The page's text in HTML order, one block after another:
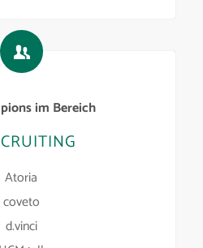
im Bereich
Atoria
coveto
d.vinci